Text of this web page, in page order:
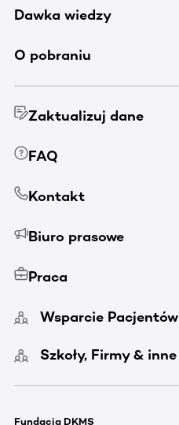
Dawka wiedzy
O pobraniu
Zaktualizuj dane
FAQ
Kontakt
Biuro prasowe
Praca
Wsparcie Pacjentów
Szkoły, Firmy & inne
Fundacja DKMS